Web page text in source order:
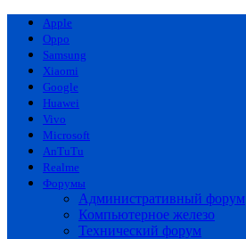
Apple
Oppo
Samsung
Xiaomi
Google
Huawei
Vivo
Microsoft
AnTuTu
Realme
Форумы
Административный форум
Компьютерное железо
Технический форум